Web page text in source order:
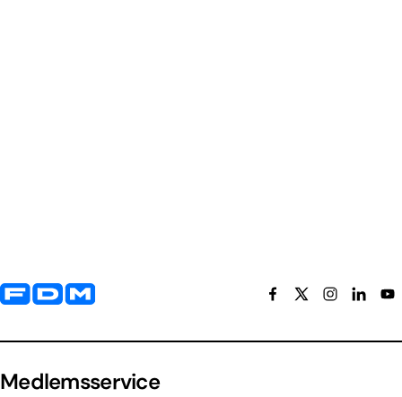
Yderligere information og kontaktoplysninger
Medlemsservice